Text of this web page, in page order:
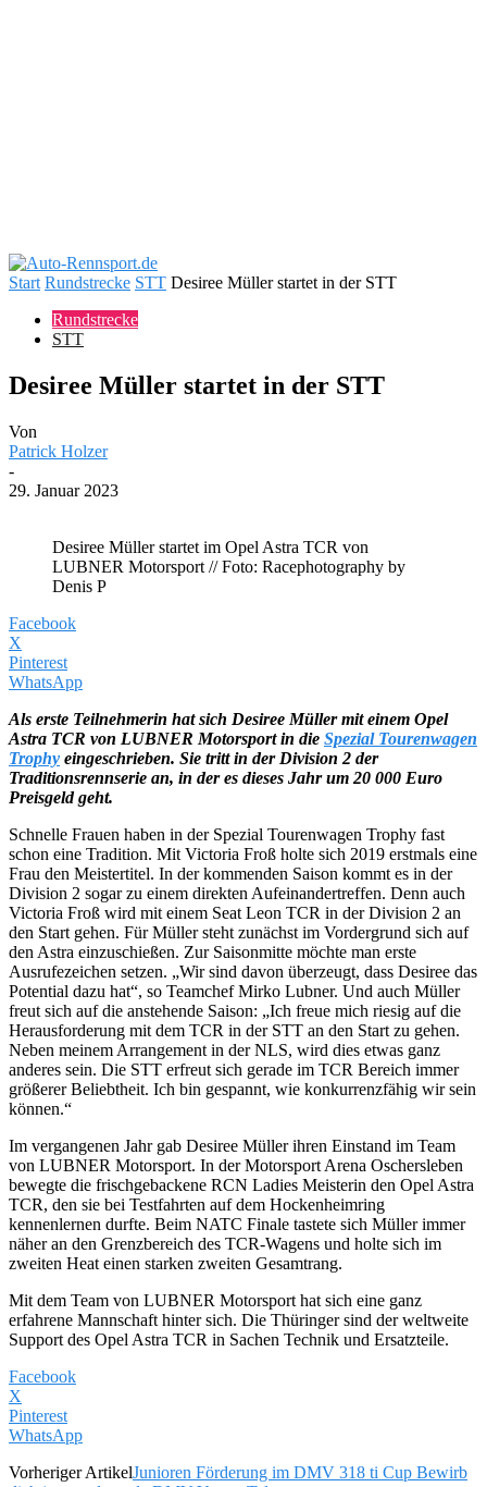
Start Rundstrecke STT Desiree Müller startet in der STT
Rundstrecke
STT
Desiree Müller startet in der STT
Von
Patrick Holzer
-
29. Januar 2023
Desiree Müller startet im Opel Astra TCR von
LUBNER Motorsport // Foto: Racephotography by
Denis P
Facebook
X
Pinterest
WhatsApp
Als erste Teilnehmerin hat sich Desiree Müller mit einem Opel
Astra TCR von LUBNER Motorsport in die Spezial Tourenwagen
Trophy eingeschrieben. Sie tritt in der Division 2 der
Traditionsrennserie an, in der es dieses Jahr um 20 000 Euro
Preisgeld geht.
Schnelle Frauen haben in der Spezial Tourenwagen Trophy fast
schon eine Tradition. Mit Victoria Froß holte sich 2019 erstmals eine
Frau den Meistertitel. In der kommenden Saison kommt es in der
Division 2 sogar zu einem direkten Aufeinandertreffen. Denn auch
Victoria Froß wird mit einem Seat Leon TCR in der Division 2 an
den Start gehen. Für Müller steht zunächst im Vordergrund sich auf
den Astra einzuschießen. Zur Saisonmitte möchte man erste
Ausrufezeichen setzen. „Wir sind davon überzeugt, dass Desiree das
Potential dazu hat“, so Teamchef Mirko Lubner. Und auch Müller
freut sich auf die anstehende Saison: „Ich freue mich riesig auf die
Herausforderung mit dem TCR in der STT an den Start zu gehen.
Neben meinem Arrangement in der NLS, wird dies etwas ganz
anderes sein. Die STT erfreut sich gerade im TCR Bereich immer
größerer Beliebtheit. Ich bin gespannt, wie konkurrenzfähig wir sein
können.“
Im vergangenen Jahr gab Desiree Müller ihren Einstand im Team
von LUBNER Motorsport. In der Motorsport Arena Oschersleben
bewegte die frischgebackene RCN Ladies Meisterin den Opel Astra
TCR, den sie bei Testfahrten auf dem Hockenheimring
kennenlernen durfte. Beim NATC Finale tastete sich Müller immer
näher an den Grenzbereich des TCR-Wagens und holte sich im
zweiten Heat einen starken zweiten Gesamtrang.
Mit dem Team von LUBNER Motorsport hat sich eine ganz
erfahrene Mannschaft hinter sich. Die Thüringer sind der weltweite
Support des Opel Astra TCR in Sachen Technik und Ersatzteile.
Facebook
X
Pinterest
WhatsApp
Vorheriger ArtikelJunioren Förderung im DMV 318 ti Cup Bewirb